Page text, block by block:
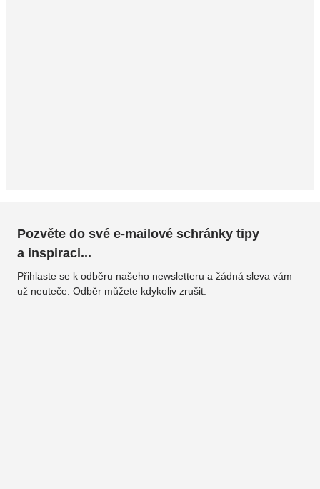
Pozvěte do své e-mailové schránky tipy
a inspiraci...
Přihlaste se k odběru našeho newsletteru a žádná sleva vám
už neuteče. Odběr můžete kdykoliv zrušit.